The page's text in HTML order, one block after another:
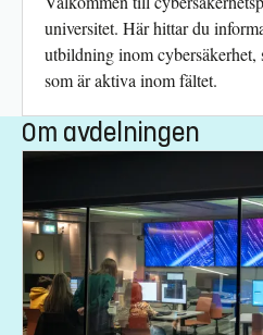
universitet. Här hittar du
utbildning inom cybersäkerhet,
som är aktiva inom fältet.
Om avdelningen